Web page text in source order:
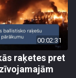
00:02:31
raķetes pret